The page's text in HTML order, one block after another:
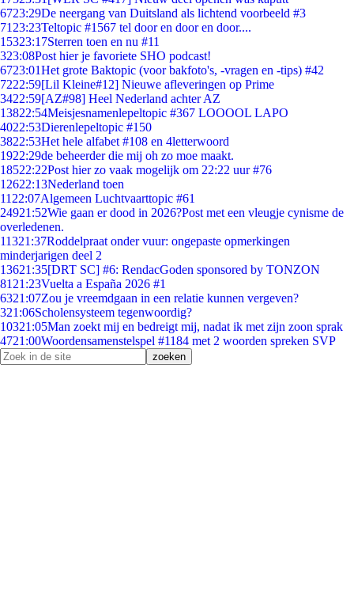
6723:29De neergang van Duitsland als lichtend voorbeeld #3
71 23:23Teltopic #1567 tel door en door en door....
15323:17Sterren toen en nu #11
323:08Post hier je favoriete SHO podcast!
6723:01Het grote Baktopic (voor bakfoto's, -vragen en -tips) #42
7222:59[Lil Kleine#12] Nieuwe afleveringen op Prime
3422:59[AZ#98] Heel Nederland achter AZ
13822:54Meisjesnamenlepeltopic #367 LOOOOL LAPO
4022:53Dierenlepeltopic #150
3822:53Het hele alfabet #108 en 4letterwoord
1922:29de beheerder die mij oh zo moe maakt.
18522:22Post hier zo vaak mogelijk om 22:22 uur #76
12622:13Nederland toen
11 22:07Algemeen Luchtvaarttopic #61
24921:52Wie gaan er dood in 2026?Post met een vleugje cynisme de
overledenen.
11321:37Roddelpraat onder vuur: ongepaste opmerkingen
minderjarigen deel 2
13621:35[DRT SC] #6: RendacGoden sponsored by TONZON
81 21:23Vuelta a España 2026 #1
6321:07Zou je vreemdgaan in een relatie kunnen vergeven?
321:06Scholensysteem tegenwoordig?
10321:05Man zoekt mij en bedreigt mij, nadat ik met zijn zoon sprak
4721:00Woordensamenstelspel #1184 met 2 woorden spreken SVP